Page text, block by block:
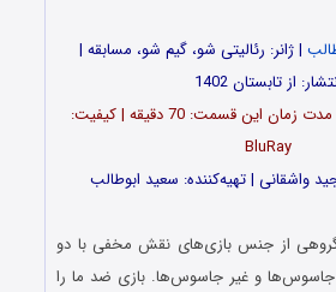
| ژانر: رئالیتی شو، گیم شو، مسابقه |
از تابستان 1402
تعداد قسمت‌ها: 15 | مدت زمان این قسمت: 70 دقیقه | کیفیت:
BluRay
واشقانی | تهیه‌کننده: سعید ابوطالب
از جنس بازی‌های نقش مخفی با دو
و غیر جاسوس‌ها. بازی ضد ما را